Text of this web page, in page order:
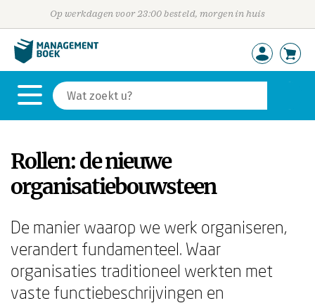
Op werkdagen voor 23:00 besteld, morgen in huis
Rollen: de nieuwe
organisatiebouwsteen
De manier waarop we werk organiseren,
verandert fundamenteel. Waar
organisaties traditioneel werkten met
vaste functiebeschrijvingen en